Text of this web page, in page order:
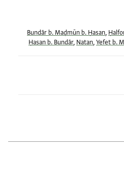
Bundār b. Maḍmūn b. Ḥasan ,
Ḥasan b. Bundār ,Natan,Yefet b.